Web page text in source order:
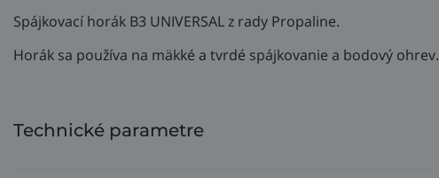
Spájkovací horák B3 UNIVERSAL z rady Propaline.
Horák sa používa na mäkké a tvrdé spájkovanie a bodový ohrev.
Technické parametre